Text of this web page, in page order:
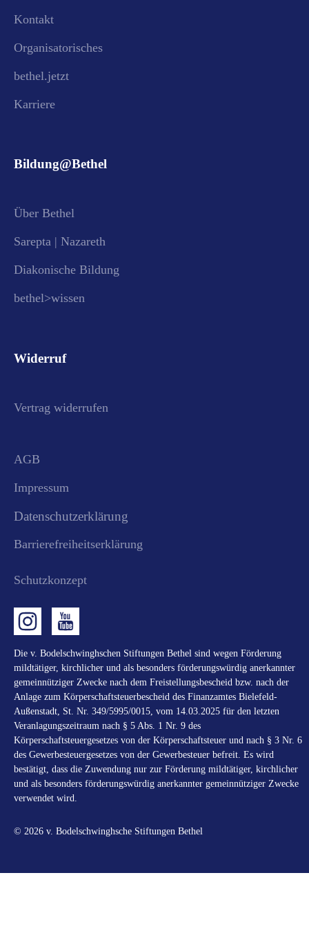
Kontakt
Organisatorisches
bethel.jetzt
Karriere
Bildung@Bethel
Über Bethel
Sarepta | Nazareth
Diakonische Bildung
bethel>wissen
Widerruf
Vertrag widerrufen
AGB
Impressum
Datenschutzerklärung
Barrierefreiheitserklärung
Schutzkonzept
Die v. Bodelschwinghschen Stiftungen Bethel sind wegen Förderung
mildtätiger, kirchlicher und als besonders förderungswürdig anerkannter
gemeinnütziger Zwecke nach dem Freistellungsbescheid bzw. nach der
Anlage zum Körperschaftsteuerbescheid des Finanzamtes Bielefeld-
Außenstadt, St. Nr. 349/5995/0015, vom 14.03.2025 für den letzten
Veranlagungszeitraum nach § 5 Abs. 1 Nr. 9 des
Körperschaftsteuergesetzes von der Körperschaftsteuer und nach § 3 Nr. 6
des Gewerbesteuergesetzes von der Gewerbesteuer befreit. Es wird
bestätigt, dass die Zuwendung nur zur Förderung mildtätiger, kirchlicher
und als besonders förderungswürdig anerkannter gemeinnütziger Zwecke
verwendet wird.
© 2026 v. Bodelschwinghsche Stiftungen Bethel